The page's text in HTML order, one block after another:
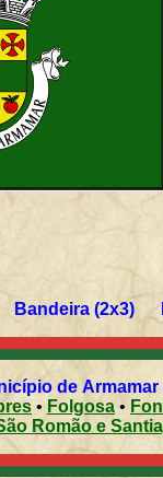
Bandeira (2x3)
de
• Folgosa •
Romão e